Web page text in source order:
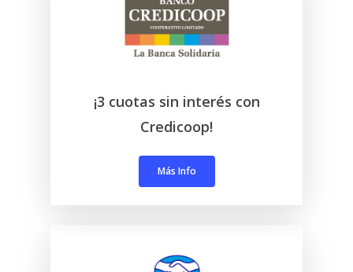
¡3 cuotas sin interés con
Credicoop!
Más Info